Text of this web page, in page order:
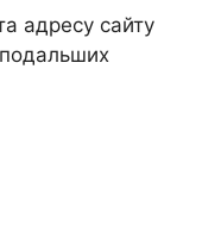
адресу сайту